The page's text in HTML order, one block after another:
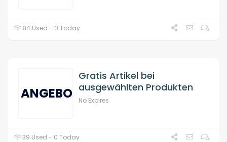
84 Used - 0 Today
ANGEBOT
Gratis Artikel bei
ausgewählten Produkten
No Expires
39 Used - 0 Today